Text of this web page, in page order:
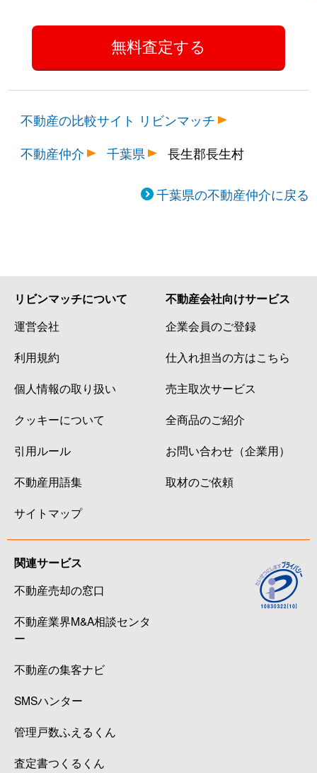
不動産の比較サイト リビンマッチ
不動産仲介
千葉県 長生郡長生村
千葉県の不動産仲介に戻る
リビンマッチについて
運営会社
利用規約
個人情報の取り扱い
クッキーについて
引用ルール
不動産用語集
サイトマップ
不動産会社向けサービス
企業会員のご登録
仕入れ担当の方はこちら
売主取次サービス
全商品のご紹介
お問い合わせ（企業用）
取材のご依頼
関連サービス
不動産売却の窓口
不動産業界M&A相談センタ
ー
不動産の集客ナビ
SMSハンター
管理戸数ふえるくん
査定書つくるくん